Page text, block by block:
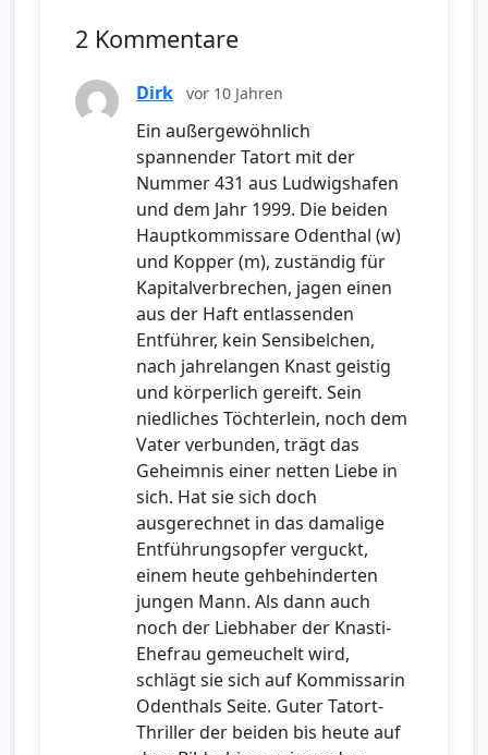
2 Kommentare
Dirk vor 10 Jahren
Ein außergewöhnlich
spannender Tatort mit der
Nummer 431 aus Ludwigshafen
und dem Jahr 1999. Die beiden
Hauptkommissare Odenthal (w)
und Kopper (m), zuständig für
Kapitalverbrechen, jagen einen
aus der Haft entlassenden
Entführer, kein Sensibelchen,
nach jahrelangen Knast geistig
und körperlich gereift. Sein
niedliches Töchterlein, noch dem
Vater verbunden, trägt das
Geheimnis einer netten Liebe in
sich. Hat sie sich doch
ausgerechnet in das damalige
Entführungsopfer verguckt,
einem heute gehbehinderten
jungen Mann. Als dann auch
noch der Liebhaber der Knasti-
Ehefrau gemeuchelt wird,
schlägt sie sich auf Kommissarin
Odenthals Seite. Guter Tatort-
Thriller der beiden bis heute auf